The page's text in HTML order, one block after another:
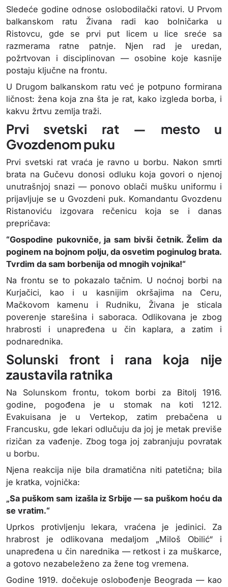
Sledeće godine odnose oslobodilački ratovi. U Prvom
balkanskom ratu Živana radi kao bolničarka u
Ristovcu, gde se prvi put licem u lice sreće sa
razmerama ratne patnje. Njen rad je uredan,
požrtvovan i disciplinovan — osobine koje kasnije
postaju ključne na frontu.
U Drugom balkanskom ratu već je potpuno formirana
ličnost: žena koja zna šta je rat, kako izgleda borba, i
kakvu žrtvu zemlja traži.
Prvi svetski rat — mesto u
Gvozdenom puku
Prvi svetski rat vraća je ravno u borbu. Nakon smrti
brata na Gučevu donosi odluku koja govori o njenoj
unutrašnjoj snazi — ponovo oblači mušku uniformu i
prijavljuje se u Gvozdeni puk. Komandantu Gvozdenu
Ristanoviću izgovara rečenicu koja se i danas
prepričava:
“Gospodine pukovniče, ja sam bivši četnik. Želim da
poginem na bojnom polju, da osvetim poginulog brata.
Tvrdim da sam borbenija od mnogih vojnika!“
Na frontu se to pokazalo tačnim. U noćnoj borbi na
Kurjačici, kao i u kasnijim okršajima na Ceru,
Mačkovom kamenu i Rudniku, Živana je sticala
poverenje starešina i saboraca. Odlikovana je zbog
hrabrosti i unapređena u čin kaplara, a zatim i
podnarednika.
Solunski front i rana koja nije
zaustavila ratnika
Na Solunskom frontu, tokom borbi za Bitolj 1916.
godine, pogođena je u stomak na koti 1212.
Evakuisana je u Vertekop, zatim prebačena u
Francusku, gde lekari odlučuju da joj je metak previše
rizičan za vađenje. Zbog toga joj zabranjuju povratak
u borbu.
Njena reakcija nije bila dramatična niti patetična; bila
je kratka, vojnička:
„Sa puškom sam izašla iz Srbije — sa puškom hoću da
se vratim.“
Uprkos protivljenju lekara, vraćena je jedinici. Za
hrabrost je odlikovana medaljom „Miloš Obilić“ i
unapređena u čin narednika — retkost i za muškarce,
a gotovo nezabeleženo za žene tog vremena.
Godine 1919. dočekuje oslobođenje Beograda — kao